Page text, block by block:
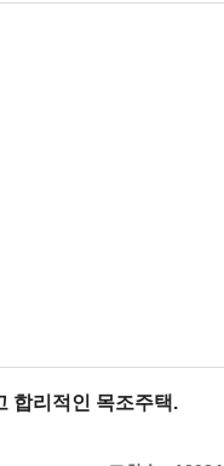
합리적인 목조주택.